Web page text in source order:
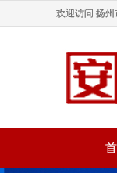
欢迎访问 扬州